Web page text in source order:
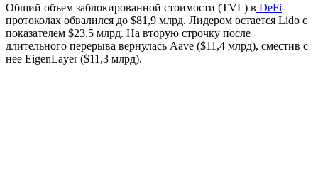
Общий объем заблокированной стоимости (TVL) в DeFi-
протоколах обвалился до $81,9 млрд. Лидером остается Lido с
показателем $23,5 млрд. На вторую строчку после
длительного перерыва вернулась Aave ($11,4 млрд), сместив с
нее EigenLayer ($11,3 млрд).